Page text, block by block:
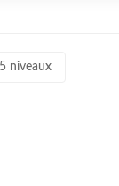
niveaux